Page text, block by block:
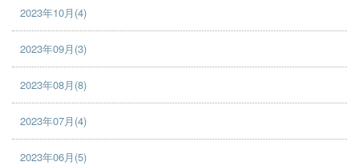
2023年10月(4)
2023年09月(3)
2023年08月(8)
2023年07月(4)
2023年06月(5)